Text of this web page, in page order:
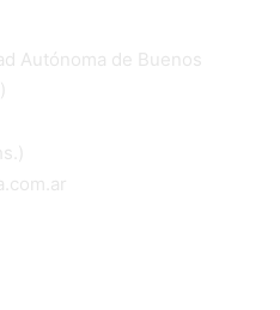
Autónoma de Buenos